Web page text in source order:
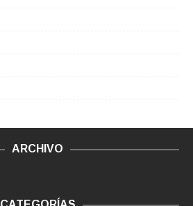
ARCHIVO